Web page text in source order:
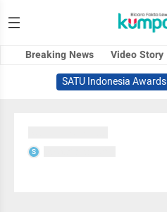
Breaking News Video Story
SATU Indonesia Awards
S